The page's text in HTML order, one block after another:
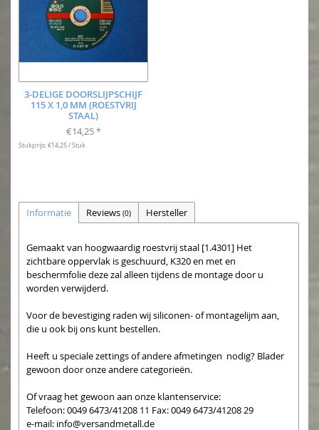
3-DELIGE DOORSLIJPSCHIJF
115 X 1,0 MM (ROESTVRIJ
STAAL)
€14,25 *
Stukprijs: €14,25 / Stuk
Informatie Reviews (0) Hersteller
Gemaakt van hoogwaardig roestvrij staal [1.4301] Het
zichtbare oppervlak is geschuurd, K320 en met en
beschermfolie deze zal alleen tijdens de montage door u
worden verwijderd.
Voor de bevestiging raden wij siliconen- of montagelijm aan,
die u ook bij ons kunt bestellen.
Heeft u speciale zettings of andere afmetingen nodig? Blader
gewoon door onze andere categorieën.
Of vraag het gewoon aan onze klantenservice:
Telefoon: 0049 6473/41208 11 Fax: 0049 6473/41208 29
e-mail: info@versandmetall.de